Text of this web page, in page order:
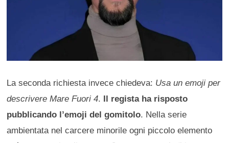
La seconda richiesta invece chiedeva: Usa un emoji per
descrivere Mare Fuori 4. Il regista ha risposto
pubblicando l’emoji del gomitolo. Nella serie
ambientata nel carcere minorile ogni piccolo elemento